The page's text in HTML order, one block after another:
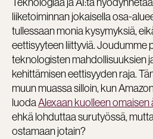
liiketoiminnan jokaisella osa-
tullessaan monia kysymyksiä,
eettisyyteen liittyviä. Joudumme
teknologisten mahdollisuuksien
kehittämisen eettisyyden raja.
muun muassa silloin, kun
luodaAlexaan kuolleen omaisen
ehkä lohduttaa surutyössä,
ostamaan jotain?